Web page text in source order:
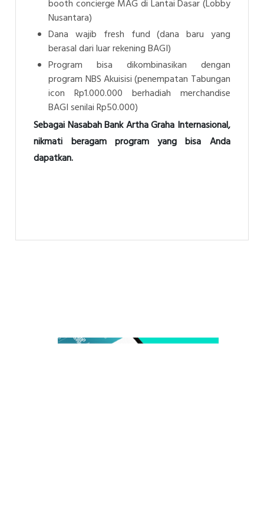
booth concierge MAG di Lantai Dasar (Lobby
Nusantara)
Dana wajib fresh fund (dana baru yang
berasal dari luar rekening BAGI)
Program bisa dikombinasikan dengan
program NBS Akuisisi (penempatan Tabungan
icon Rp1.000.000 berhadiah merchandise
BAGI senilai Rp50.000)
Sebagai Nasabah Bank Artha Graha Internasional,
nikmati beragam program yang bisa Anda
dapatkan.